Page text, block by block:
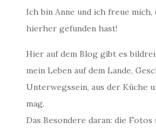
Ich bin Anne und ich freue mich,
hierher gefunden hast!
Hier auf dem Blog gibt es
mein Leben auf dem Lande,
Unterwegssein, aus der Küche
mag.
Das Besondere daran: die Fotos